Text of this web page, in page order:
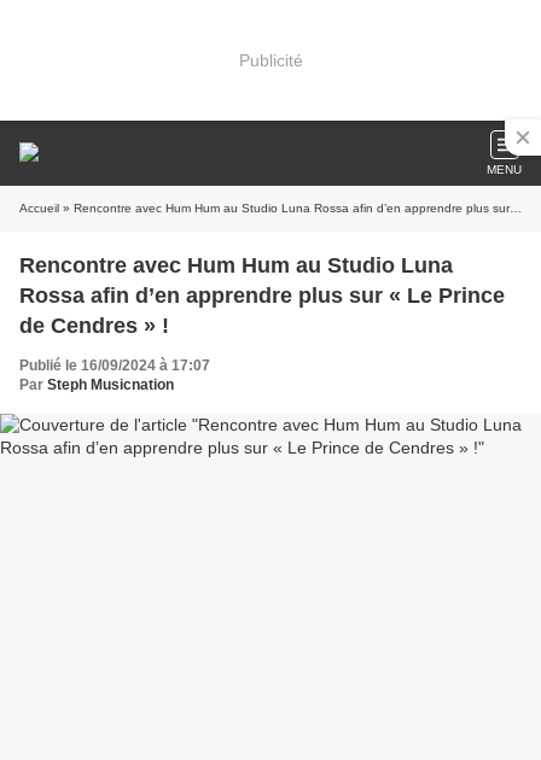
Publicité
MENU
Accueil » Rencontre avec Hum Hum au Studio Luna Rossa afin d’en apprendre plus sur « Le Prince de Cendres » !
Rencontre avec Hum Hum au Studio Luna
Rossa afin d’en apprendre plus sur « Le Prince
de Cendres » !
Publié le 16/09/2024 à 17:07
Par Steph Musicnation